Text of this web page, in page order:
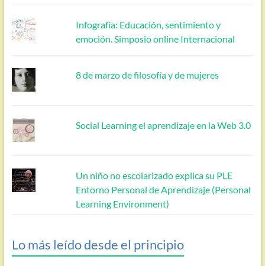
Infografía: Educación, sentimiento y
emoción. Simposio online Internacional
8 de marzo de filosofía y de mujeres
Social Learning el aprendizaje en la Web 3.0
Un niño no escolarizado explica su PLE
Entorno Personal de Aprendizaje (Personal
Learning Environment)
Lo más leído desde el principio